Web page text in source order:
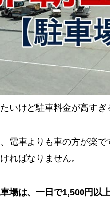
いけど駐車料金が高すぎ
電車よりも車の方が楽で
ればなりません。
場は、一日で1,500円以